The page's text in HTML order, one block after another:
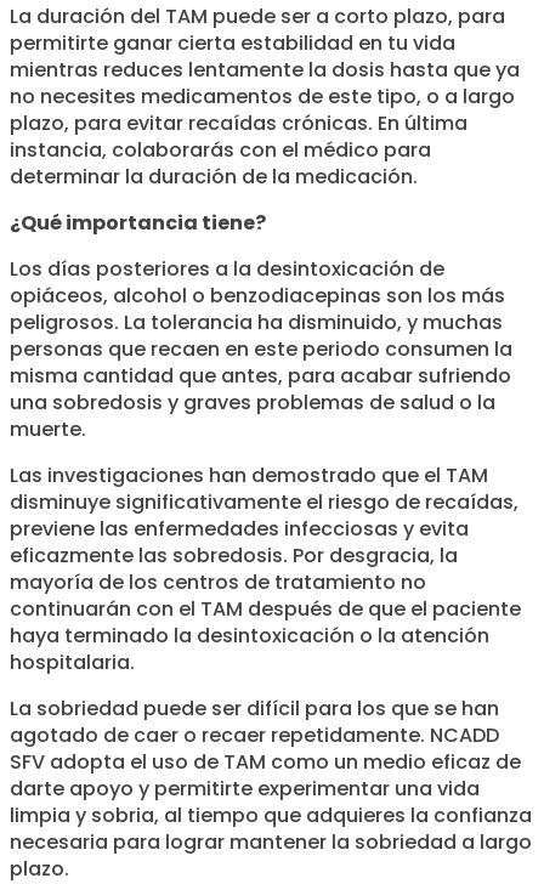
La duración del TAM puede ser a corto plazo, para
permitirte ganar cierta estabilidad en tu vida
mientras reduces lentamente la dosis hasta que ya
no necesites medicamentos de este tipo, o a largo
plazo, para evitar recaídas crónicas. En última
instancia, colaborarás con el médico para
determinar la duración de la medicación.
¿Qué importancia tiene?
Los días posteriores a la desintoxicación de
opiáceos, alcohol o benzodiacepinas son los más
peligrosos. La tolerancia ha disminuido, y muchas
personas que recaen en este periodo consumen la
misma cantidad que antes, para acabar sufriendo
una sobredosis y graves problemas de salud o la
muerte.
Las investigaciones han demostrado que el TAM
disminuye significativamente el riesgo de recaídas,
previene las enfermedades infecciosas y evita
eficazmente las sobredosis. Por desgracia, la
mayoría de los centros de tratamiento no
continuarán con el TAM después de que el paciente
haya terminado la desintoxicación o la atención
hospitalaria.
La sobriedad puede ser difícil para los que se han
agotado de caer o recaer repetidamente. NCADD
SFV adopta el uso de TAM como un medio eficaz de
darte apoyo y permitirte experimentar una vida
limpia y sobria, al tiempo que adquieres la confianza
necesaria para lograr mantener la sobriedad a largo
plazo.